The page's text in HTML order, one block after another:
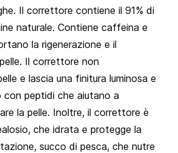
Il correttore contiene il 91% di
naturale. Contiene caffeina e
la rigenerazione e il
Il correttore non
e lascia una finitura luminosa e
con peptidi che aiutano a
la pelle. Inoltre, il correttore è
che idrata e protegge la
succo di pesca, che nutre